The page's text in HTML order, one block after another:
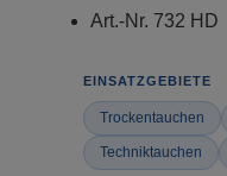
Art.-Nr. 732 HD
EINSATZGEBIETE
Trockentauchen
Techniktauchen